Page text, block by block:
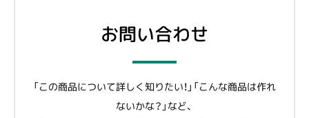
お問い合わせ
「この商品について詳しく知りたい！」「こんな商品は作れ
ないかな？」など、